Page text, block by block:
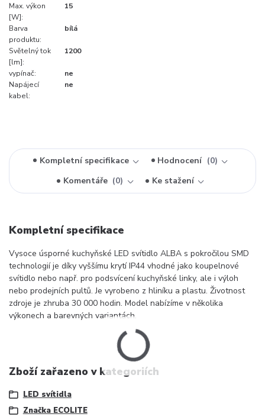
Max. výkon
[W]:
15
Barva
produktu:
bílá
Světelný tok
[lm]:
1200
vypínač:
ne
Napájecí
kabel:
ne
Kompletní specifikace Hodnocení
0
Komentáře
0 Ke stažení
Kompletní specifikace
Vysoce úsporné kuchyňské LED svítidlo ALBA s pokročilou SMD
technologií je díky vyššímu krytí IP44 vhodné jako koupelnové
svítidlo nebo např. pro podsvícení kuchyňské linky, ale i výloh
nebo prodejních pultů. Je vyrobeno z hliníku a plastu. Životnost
zdroje je zhruba 30 000 hodin. Model nabízíme v několika
výkonech a barevných variantách.
Zboží zařazeno v kategoriích
LED svítidla
Značka ECOLITE